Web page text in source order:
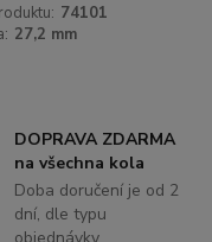
74101
27,2 mm
DOPRAVA ZDARMA
na všechna kola
Doba doručení je od 2
dní, dle typu
objednávky